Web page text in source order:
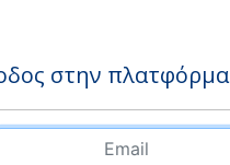
στην πλατφόρμα